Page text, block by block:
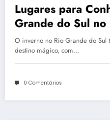
Lugares para
Grande do Sul
Destinos
O inverno no Rio Grande do Sul
destino mágico, com…
0 Comentários